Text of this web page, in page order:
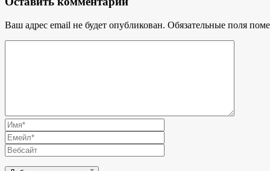
Ваш адрес email не будет опубликован. Обязательные поля